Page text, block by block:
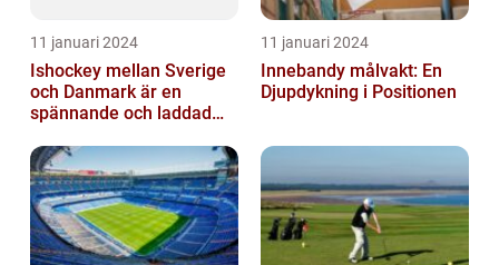
11 januari 2024
Ishockey mellan Sverige
och Danmark är en
spännande och laddad
historia
11 januari 2024
Innebandy målvakt: En
Djupdykning i Positionen